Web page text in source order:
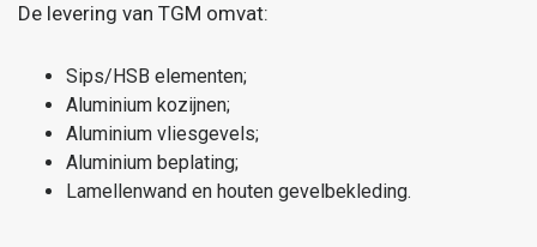
De levering van TGM omvat:
Sips/HSB elementen;
Aluminium kozijnen;
Aluminium vliesgevels;
Aluminium beplating;
Lamellenwand en houten gevelbekleding.